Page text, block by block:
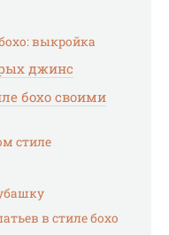
выкройка
джинс
бохо своими
стиле
в стиле бохо